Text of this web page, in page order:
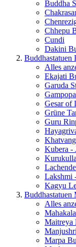
Buddha
Chhepu
Cundi
Dakini
Buddhastatuen
Alles
Ekajati
Garuda
Gesar of
Grüne
Guru
Kubera -
Lakshmi
Kagyu
Buddhastatuen
Alles
Maitreya
Marpa